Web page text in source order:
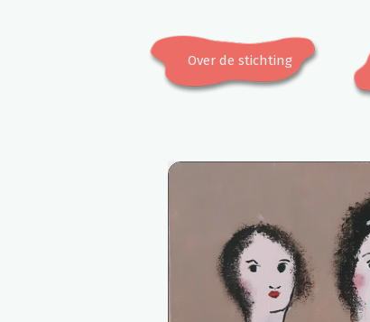
Over de stichting